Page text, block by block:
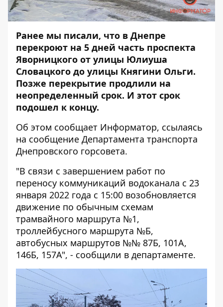
Ранее мы писали, что в Днепре
перекроют на 5 дней часть проспекта
Яворницкого от улицы Юлиуша
Словацкого до улицы Княгини Ольги.
Позже перекрытие продлили на
неопределенный срок. И этот срок
подошел к концу.
Об этом сообщает Информатор, ссылаясь
на сообщение Департамента транспорта
Днепровского горсовета.
"В связи с завершением работ по
переносу коммуникаций водоканала с 23
января 2022 года с 15:00 возобновляется
движение по обычным схемам
трамвайного маршрута №1,
троллейбусного маршрута №Б,
автобусных маршрутов №№ 87Б, 101А,
146Б, 157А", - сообщили в департаменте.